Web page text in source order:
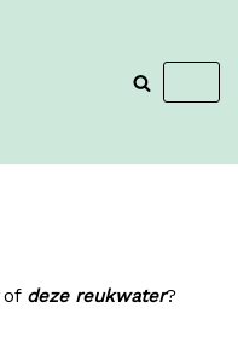
deze reukwater?